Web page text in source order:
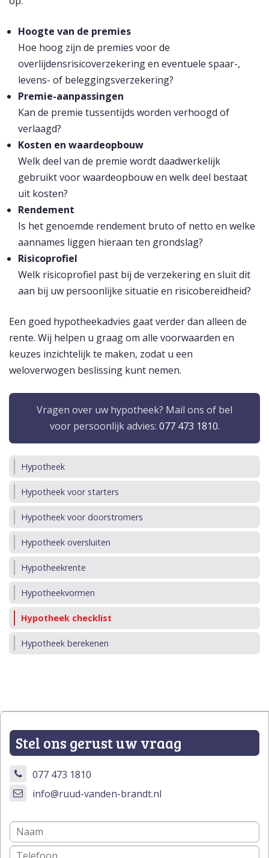
Hoogte van de premies
Hoe hoog zijn de premies voor de
overlijdensrisicoverzekering en eventuele spaar-,
levens- of beleggingsverzekering?
Premie-aanpassingen
Kan de premie tussentijds worden verhoogd of
verlaagd?
Kosten en waardeopbouw
Welk deel van de premie wordt daadwerkelijk
gebruikt voor waardeopbouw en welk deel bestaat
uit kosten?
Rendement
Is het genoemde rendement bruto of netto en welke
aannames liggen hieraan ten grondslag?
Risicoprofiel
Welk risicoprofiel past bij de verzekering en sluit dit
aan bij uw persoonlijke situatie en risicobereidheid?
Een goed hypotheekadvies gaat verder dan alleen de
rente. Wij helpen u graag om alle voorwaarden en
keuzes inzichtelijk te maken, zodat u een
weloverwogen beslissing kunt nemen.
Vragen over uw hypotheek? Mail ons of bel
voor persoonlijk advies: 077 473 1810.
Hypotheek
Hypotheek voor starters
Hypotheek voor doorstromers
Hypotheek oversluiten
Hypotheekrente
Hypotheekvormen
Hypotheek checklist
Hypotheek berekenen
Stel ons gerust uw vraag
077 473 1810
info@ruud-vanden-brandt.nl